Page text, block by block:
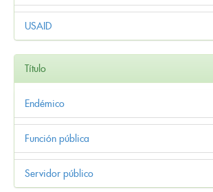
USAID
Título
Endémico
Función pública
Servidor público